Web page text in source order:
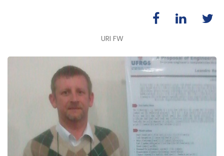
URI FW